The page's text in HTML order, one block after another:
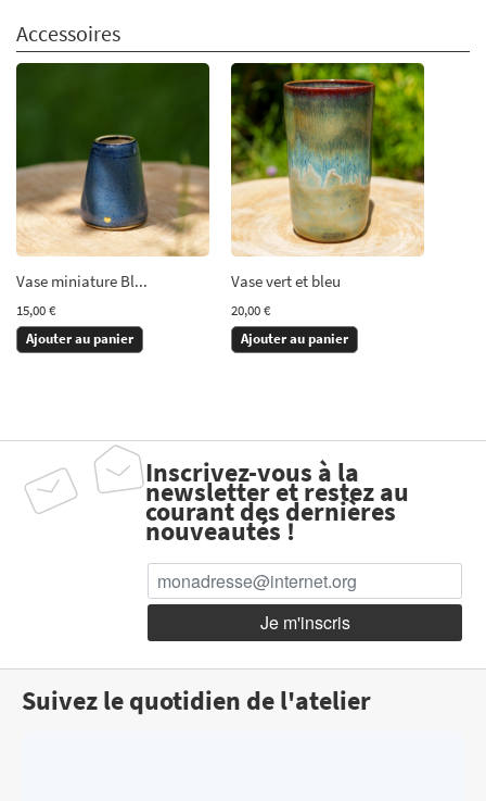
Accessoires
Vase miniature Bl...
15,00 €
Ajouter au panier
Vase vert et bleu
20,00 €
Ajouter au panier
Inscrivez-vous à la
newsletter et restez au
courant des dernières
nouveautés !
Suivez le quotidien de l'atelier